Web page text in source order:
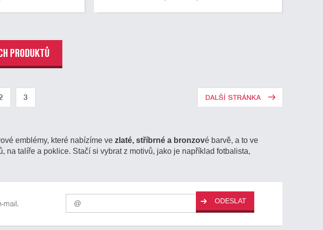
PRODUKTŮ
3 DALŠÍ STRÁNKA
emblémy, které nabízíme ve zlaté, stříbrné a bronzové barvě, a to ve
talíře a poklice. Stačí si vybrat z motivů, jako je například fotbalista,
mail.
Pro
odběr
našich
novinek
ODESLAT